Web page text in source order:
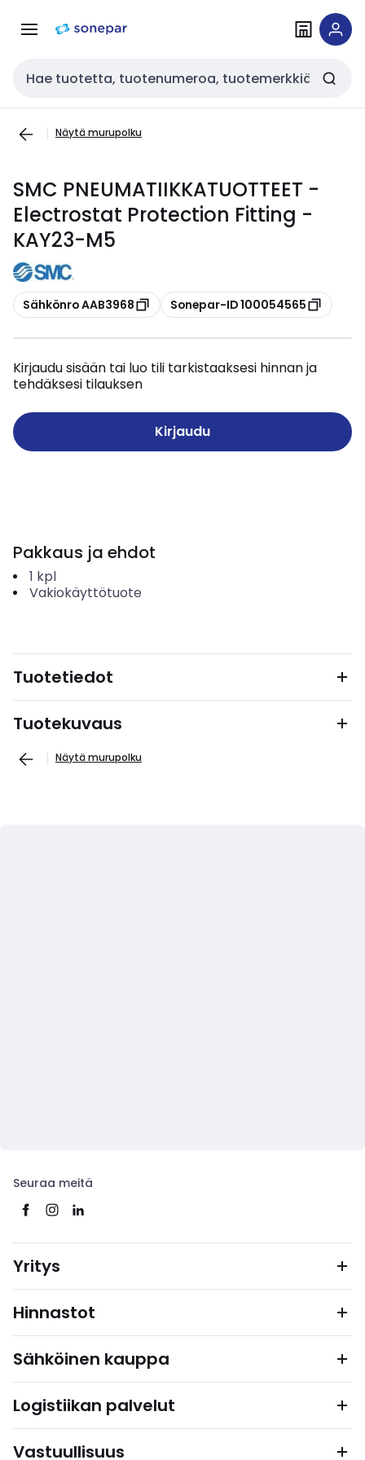
navigointiinsisältöön
Haku
Näytä murupolku
SMC PNEUMATIIKKATUOTTEET -
Electrostat Protection Fitting -
KAY23-M5
Kopioi
Sähkönro AAB3968 Kopioi
Sonepar-ID 100054565
Kirjaudu sisään tai luo tili tarkistaaksesi hinnan ja
tehdäksesi tilauksen
Kirjaudu
Pakkaus ja ehdot
1 kpl
Vakiokäyttötuote
Tuotetiedot
Tuotekuvaus
Näytä murupolku
Seuraa meitä
Yritys
Hinnastot
Sähköinen kauppa
Logistiikan palvelut
Vastuullisuus